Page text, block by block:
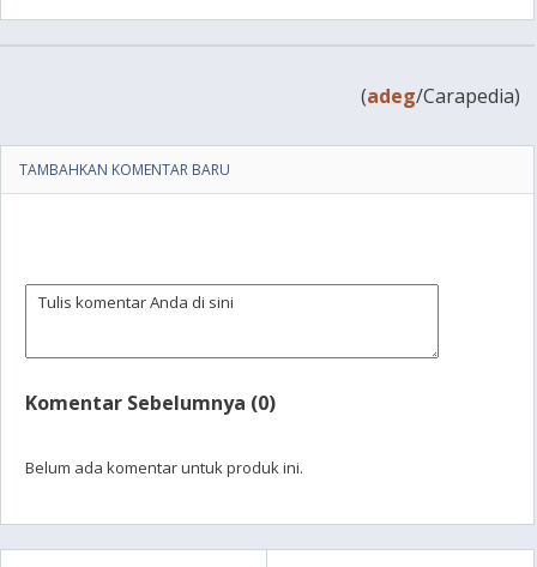
(adeg/Carapedia)
TAMBAHKAN KOMENTAR BARU
Komentar Sebelumnya (0)
Belum ada komentar untuk produk ini.